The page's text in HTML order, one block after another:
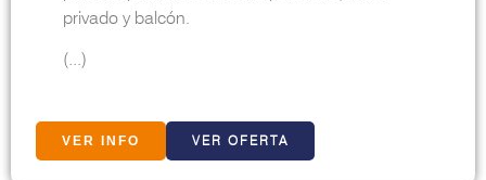
privado y balcón.
(...)
VER INFO VER OFERTA